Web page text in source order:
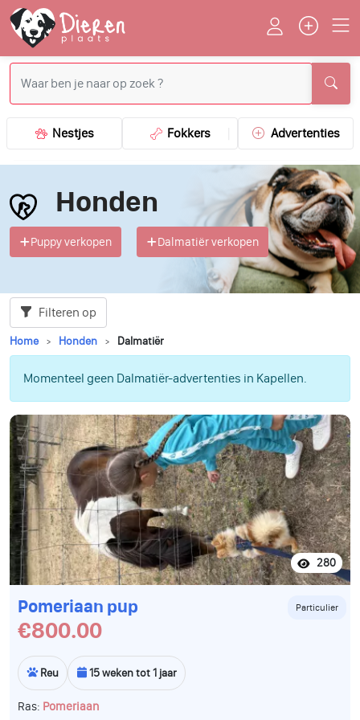
Nestjes Fokkers Advertenties
Honden
Puppy verkopen Dalmatiër verkopen
Filteren op
Home Honden Dalmatiër
Momenteel geen Dalmatiër-advertenties in Kapellen.
280
Pomeriaan pup Particulier
€800.00
Reu 15 weken tot 1 jaar
Ras: Pomeriaan